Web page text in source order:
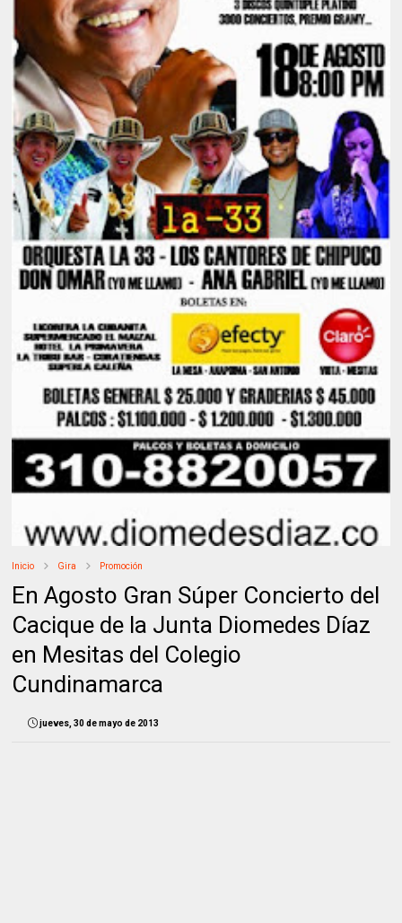
Inicio Gira Promoción
En Agosto Gran Súper Concierto del
Cacique de la Junta Diomedes Díaz
en Mesitas del Colegio
Cundinamarca
jueves, 30 de mayo de 2013